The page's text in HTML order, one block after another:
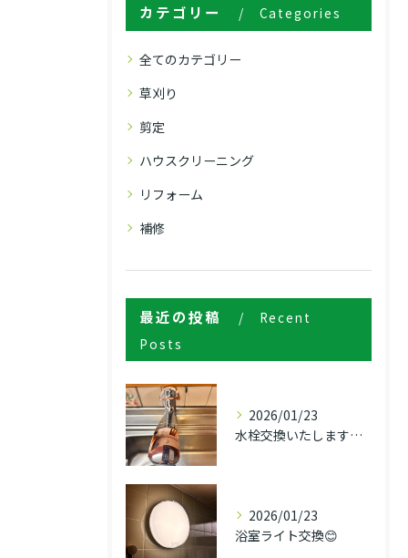
カテゴリー Categories
全てのカテゴリー
草刈り
剪定
ハウスクリーニング
リフォーム
補修
最近の投稿
Recent
Posts
2026/01/23
水栓交換いたします！！
2026/01/23
浴室ライト交換😊